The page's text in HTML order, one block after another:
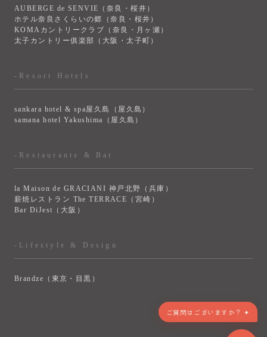
AUBERGE de SENVIE（奈良・桜井）
ホテル奈良さくらいの郷（奈良・桜井）
KOMAカントリークラブ（奈良・月ヶ瀬）
太子カントリー俱楽部（大阪・太子町）
-Resort Hotels
sankara hotel & spa屋久島（屋久島）
samana hotel Yakushima（屋久島）
-Restaurants & Bar
la Maison de GRACIANI 神戸北野（兵庫）
薪焼レストラン The TERRACE（宮崎）
Bar DiJest（大阪）
-Lifestyle & Design
Brandze（東京・目黒）
> VIEW MORE